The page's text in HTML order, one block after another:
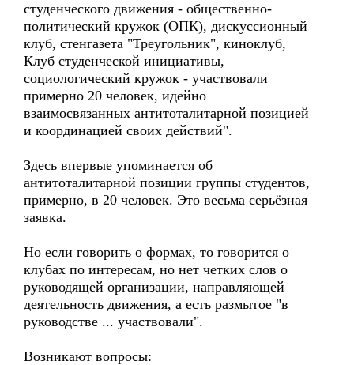
студенческого движения - общественно-
политический кружок (ОПК), дискуссионный
клуб, стенгазета "Треугольник", киноклуб,
Клуб студенческой инициативы,
социологический кружок - участвовали
примерно 20 человек, идейно
взаимосвязанных антитоталитарной позицией
и координацией своих действий".
Здесь впервые упоминается об
антитоталитарной позиции группы студентов,
примерно, в 20 человек. Это весьма серьёзная
заявка.
Но если говорить о формах, то говорится о
клубах по интересам, но нет четких слов о
руководящей организации, направляющей
деятельность движения, а есть размытое "в
руководстве ... участвовали".
Возникают вопросы: